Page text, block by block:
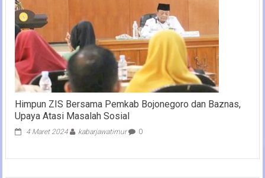
Himpun ZIS Bersama Pemkab Bojonegoro dan Baznas,
Upaya Atasi Masalah Sosial
4 Maret 2024 kabarjawatimur 0